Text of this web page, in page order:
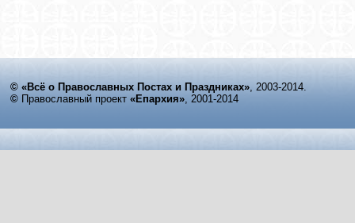
© «Всё о Православных Постах и Праздниках», 2003-2014.
© Православный проект «Епархия», 2001-2014